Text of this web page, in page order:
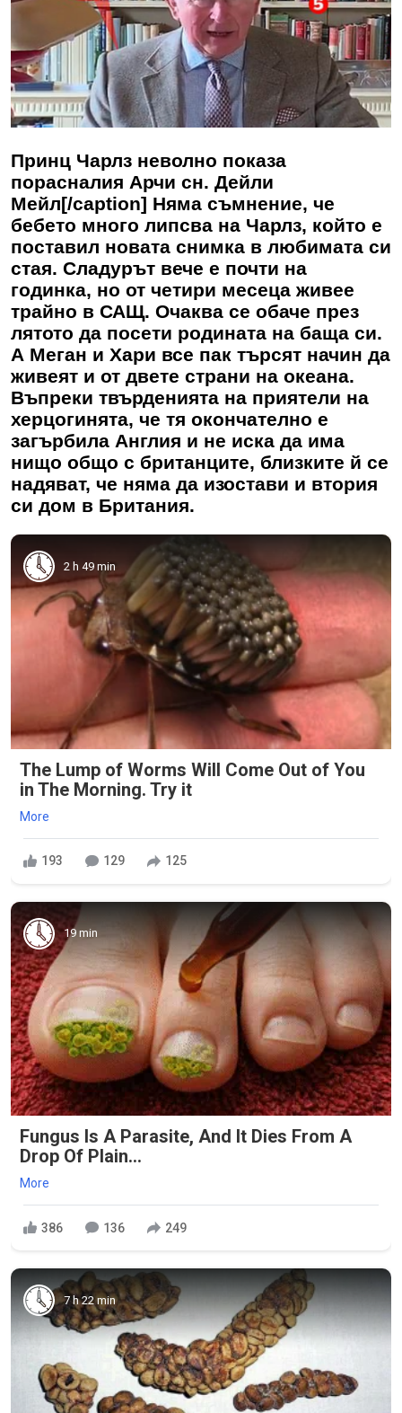
Принц Чарлз неволно показа
порасналия Арчи сн. Дейли
Мейл[/caption] Няма съмнение, че
бебето много липсва на Чарлз, който е
поставил новата снимка в любимата си
стая. Сладурът вече е почти на
годинка, но от четири месеца живее
трайно в САЩ. Очаква се обаче през
лятото да посети родината на баща си.
А Меган и Хари все пак търсят начин да
живеят и от двете страни на океана.
Въпреки твърденията на приятели на
херцогинята, че тя окончателно е
загърбила Англия и не иска да има
нищо общо с британците, близките й се
надяват, че няма да изостави и втория
си дом в Британия.
2 h 49 min
The Lump of Worms Will Come Out of You
in The Morning. Try it
More
193 129 125
19 min
Fungus Is A Parasite, And It Dies From A
Drop Of Plain...
More
386 136 249
7 h 22 min